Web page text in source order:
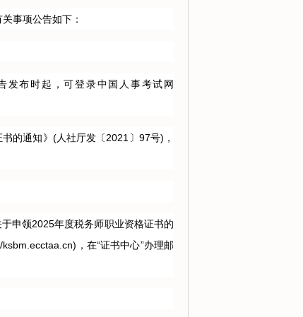
事项公告如下：
布时起，可登录中国人事考试网
的通知》(人社厅发〔2021〕97号)，
申领2025年度税务师职业资格证书的
，在“证书中心”办理邮